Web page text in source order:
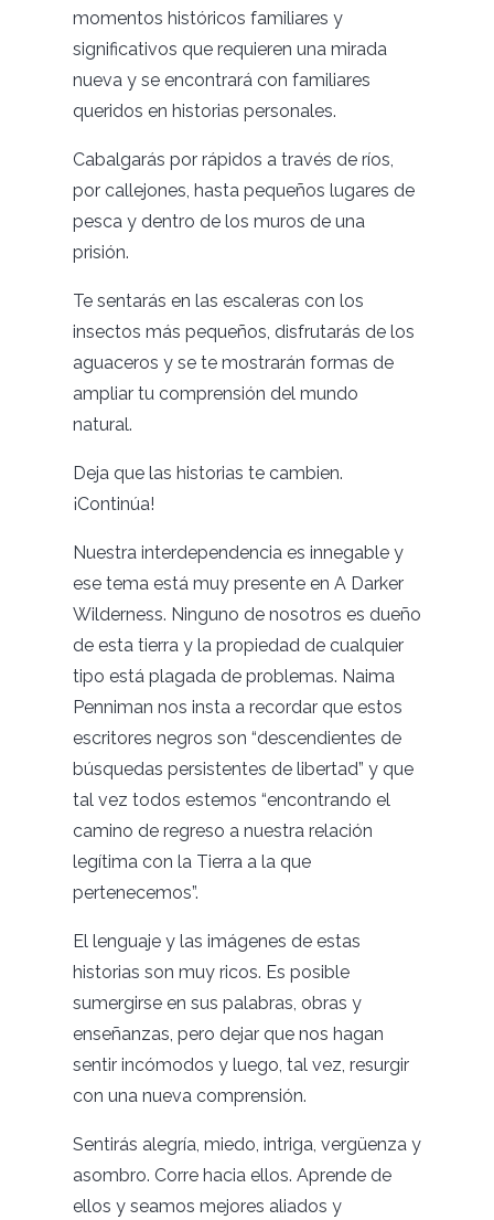
momentos históricos familiares y
significativos que requieren una mirada
nueva y se encontrará con familiares
queridos en historias personales.
Cabalgarás por rápidos a través de ríos,
por callejones, hasta pequeños lugares de
pesca y dentro de los muros de una
prisión.
Te sentarás en las escaleras con los
insectos más pequeños, disfrutarás de los
aguaceros y se te mostrarán formas de
ampliar tu comprensión del mundo
natural.
Deja que las historias te cambien.
¡Continúa!
Nuestra interdependencia es innegable y
ese tema está muy presente en A Darker
Wilderness. Ninguno de nosotros es dueño
de esta tierra y la propiedad de cualquier
tipo está plagada de problemas. Naima
Penniman nos insta a recordar que estos
escritores negros son “descendientes de
búsquedas persistentes de libertad” y que
tal vez todos estemos “encontrando el
camino de regreso a nuestra relación
legítima con la Tierra a la que
pertenecemos”.
El lenguaje y las imágenes de estas
historias son muy ricos. Es posible
sumergirse en sus palabras, obras y
enseñanzas, pero dejar que nos hagan
sentir incómodos y luego, tal vez, resurgir
con una nueva comprensión.
Sentirás alegría, miedo, intriga, vergüenza y
asombro. Corre hacia ellos. Aprende de
ellos y seamos mejores aliados y